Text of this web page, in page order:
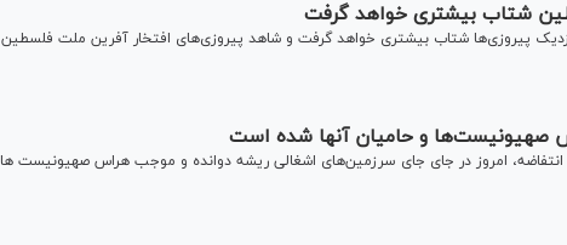
شتاب بیشتری خواهد گرفت
پیروزی‌ها شتاب بیشتری خواهد گرفت و شاهد پیروزی‌های افتخار آفرین ملت فلسطین
صهیونیست‌ها و حامیان آنها شده است
امروز در جای جای سرزمین‌های اشغالی ریشه دوانده و موجب هراس صهیونیست ها